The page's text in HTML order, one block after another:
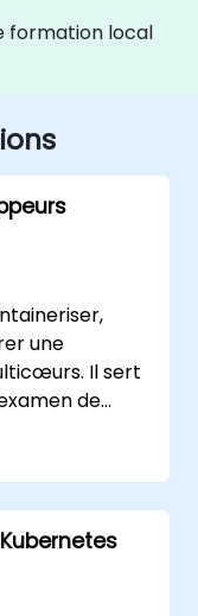
formation local
une
Il sert
de